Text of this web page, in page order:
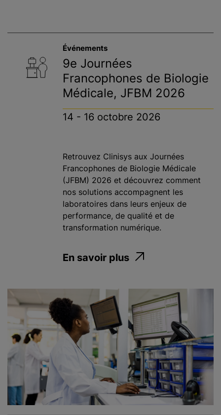
Événements
9e Journées
Francophones de Biologie
Médicale, JFBM 2026
14 - 16 octobre 2026
Retrouvez Clinisys aux Journées
Francophones de Biologie Médicale
(JFBM) 2026 et découvrez comment
nos solutions accompagnent les
laboratoires dans leurs enjeux de
performance, de qualité et de
transformation numérique.
En savoir plus